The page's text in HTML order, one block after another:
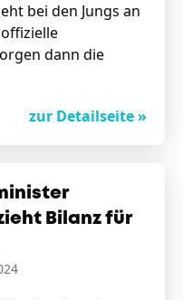
bei den Jungs an
dann die
zur Detailseite »
Bilanz für